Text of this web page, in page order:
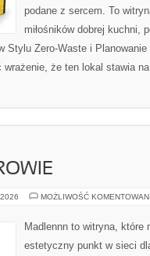
podane z sercem. To
miłośników dobrej kuchni,
Stylu Zero-Waste i Planowanie
że ten lokal stawia
MOŻLIWOŚĆ
Madlennn to witryna, które
estetyczny punkt w sieci